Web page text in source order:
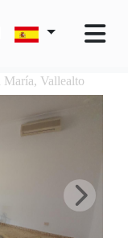
María, Vallealto